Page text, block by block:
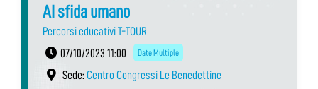
AI sfida umano
Percorsi educativi T-TOUR
07/10/2023 11:00
Date Multiple
Sede: Centro Congressi Le Benedettine